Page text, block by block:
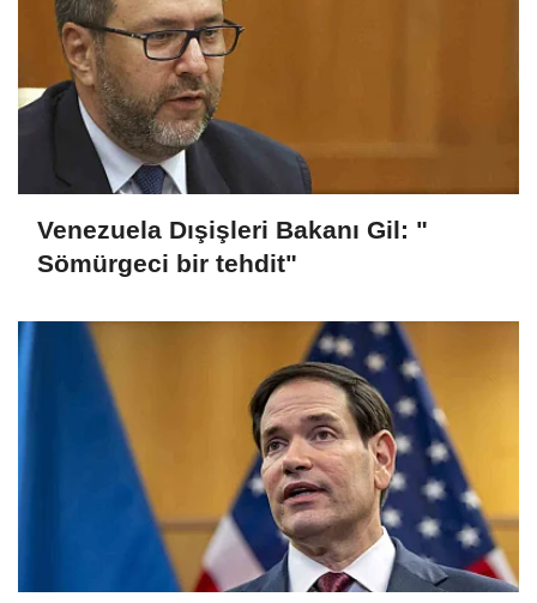
Venezuela Dışişleri Bakanı Gil: "
Sömürgeci bir tehdit"